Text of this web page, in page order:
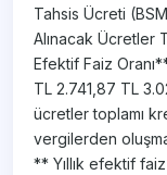
Tahsis Ücreti
Alınacak Ücretler
Efektif Faiz
TL 2.741,87 TL
ücretler toplamı
vergilerden
** Yıllık efektif